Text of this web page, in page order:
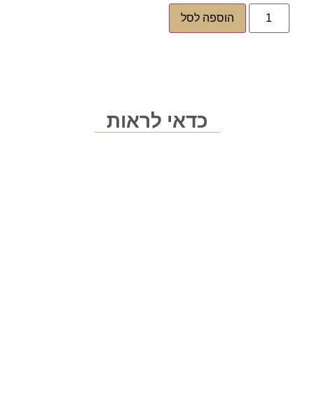
הוספה לסל
כדאי לראות